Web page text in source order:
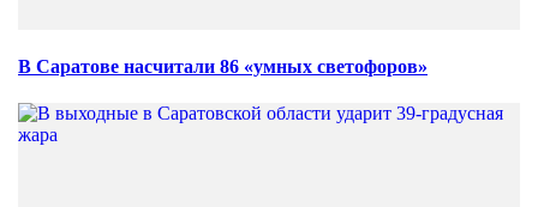
В Саратове насчитали 86 «умных светофоров»